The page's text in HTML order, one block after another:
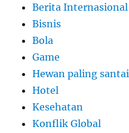
Berita Internasional
Bisnis
Bola
Game
Hewan paling santai
Hotel
Kesehatan
Konflik Global